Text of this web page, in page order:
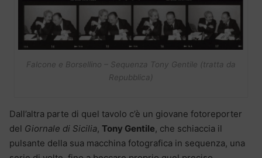
Falcone e Borsellino – Sequenza Tony Gentile (tratta da
Repubblica)
Dall’altra parte di quel tavolo c’è un giovane fotoreporter
del Giornale di Sicilia, Tony Gentile, che schiaccia il
pulsante della sua macchina fotografica in sequenza, una